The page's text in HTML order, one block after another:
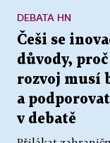
Češi se
důvody,
rozvoj musí
a
v debatě
DEBATA HN